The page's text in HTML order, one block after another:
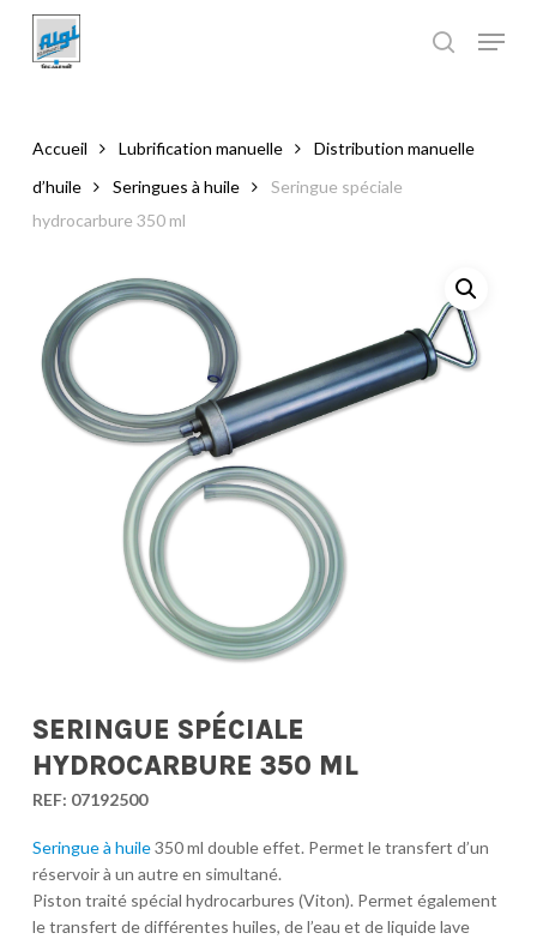
main
Accueil Lubrification manuelle
Distribution manuelle
d’huile
Seringues à huile
Seringue spéciale
hydrocarbure 350 ml
SERINGUE SPÉCIALE
HYDROCARBURE 350 ML
REF: 07192500
Seringue à huile350 ml double effet. Permet le transfert d’un
réservoir à un autre en simultané.
Piston traité spécial hydrocarbures (Viton). Permet également
le transfert de différentes huiles, de l’eau et de liquide lave